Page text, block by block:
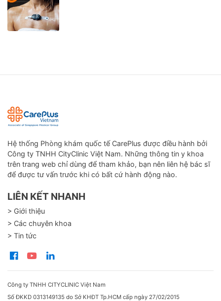
Hệ thống Phòng khám quốc tế CarePlus được điều hành bởi
Công ty TNHH CityClinic Việt Nam. Những thông tin y khoa
trên trang web chỉ dùng để tham khảo, bạn nên liên hệ bác sĩ
để được tư vấn trước khi có bất cứ hành động nào.
LIÊN KẾT NHANH
> Giới thiệu
> Các chuyên khoa
> Tin tức
Công ty TNHH CITYCLINIC Việt Nam
Số ĐKKD 0313149135 do Sở KHĐT Tp.HCM cấp ngày 27/02/2015